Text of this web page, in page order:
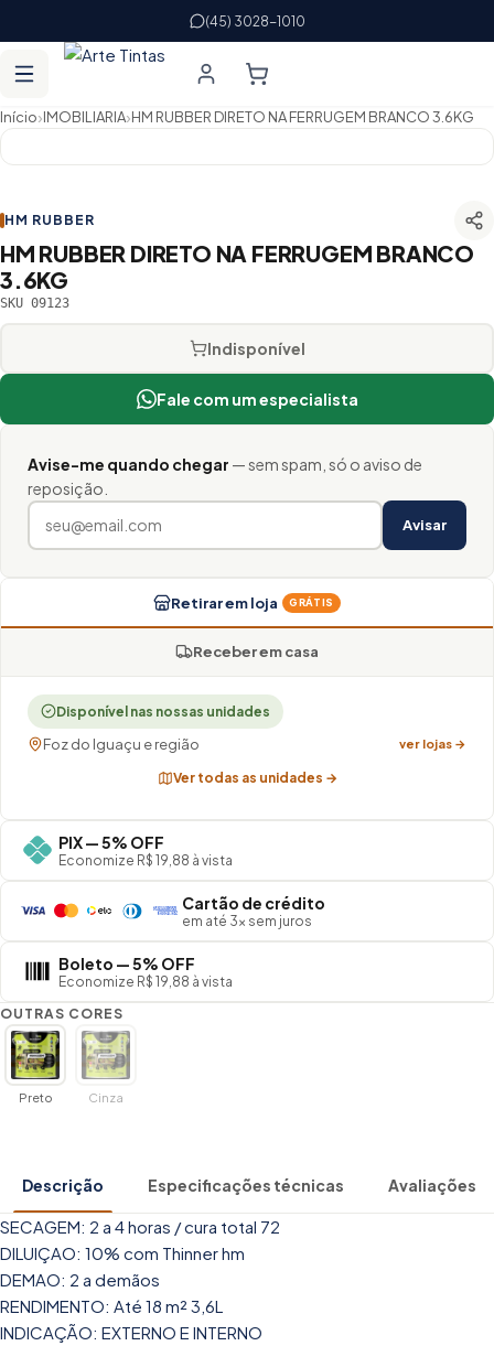
(45) 3028-1010
Início›IMOBILIARIA›HM RUBBER DIRETO NA FERRUGEM BRANCO 3.6KG
HM RUBBER
HM RUBBER DIRETO NA FERRUGEM BRANCO
3.6KG
SKU 09123
Indisponível
Fale com um especialista
Avise-me quando chegar — sem spam, só o aviso de
reposição.
Avisar
Retirar em loja GRÁTIS
Receber em casa
Disponível nas nossas unidades
Foz do Iguaçu e região ver lojas →
Ver todas as unidades →
PIX — 5% OFF
Economize R$ 19,88 à vista
Cartão de crédito
em até 3× sem juros
Boleto — 5% OFF
Economize R$ 19,88 à vista
OUTRAS CORES
Preto Cinza
Descrição Especificações técnicas Avaliações
SECAGEM: 2 a 4 horas / cura total 72
DILUIÇAO: 10% com Thinner hm
DEMAO: 2 a demãos
RENDIMENTO: Até 18 m² 3,6L
INDICAÇÃO: EXTERNO E INTERNO